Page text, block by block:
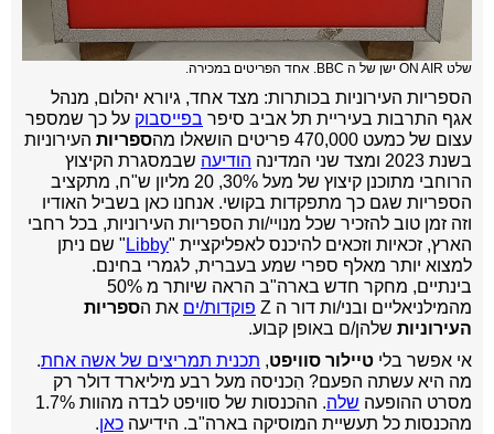
שלט ON AIR ישן של ה BBC. אחד הפריטים במכירה.
הספריות העירוניות בכותרות: מצד אחד, גיורא יהלום, מנהל
אגף התרבות בעיריית תל אביב סיפר בפייסבוק על כך שמספר
עצום של כמעט 470,000 פריטים הושאלו מה
ספריות העירוניות
בשנת 2023 ומצד שני המדינה
הודיעה שבמסגרת הקיצוץ
הרוחבי מתוכנן קיצוץ של מעל 30%, 20 מליון ש"ח, מתקציב
הספריות שגם כך מתפקדות בקושי. אנחנו כאן בשביל האודיו
וזה זמן טוב להזכיר שכל מנויי/ות הספריות העירוניות, בכל רחבי
הארץ, זכאיות וזכאים להיכנס לאפליקציית "Libby " שם ניתן
למצוא יותר מאלף ספרי שמע בעברית, לגמרי בחינם.
בינתיים, מחקר חדש בארה"ב הראה שיותר מ 50%
מהמילניאליים ובני/ות דור ה Z
פוקדות/ים את הספריות
העירוניות שלהן/ם באופן קבוע.
אי אפשר בלי טיילור סוויפט, תכנית תמריצים של אשה אחת.
מה היא עשתה הפעם? הִכניסה מעל רבע מיליארד דולר רק
מסרט ההופעה שלה
. ההכנסות של סוויפט לבדה מהוות 1.7%
מהכנסות כל תעשיית המוסיקה בארה"ב. הידיעה כאן.